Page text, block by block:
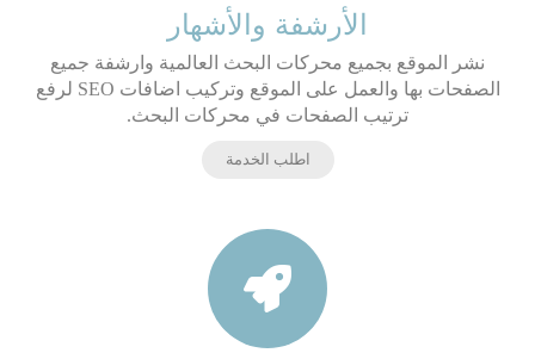
الأرشفة والأشهار
نشر الموقع بجميع محركات البحث العالمية وارشفة جميع
الصفحات بها والعمل على الموقع وتركيب اضافات SEO لرفع
ترتيب الصفحات في محركات البحث.
اطلب الخدمة